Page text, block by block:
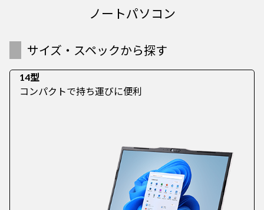
ノートパソコン
サイズ・スペックから探す
14型
コンパクトで持ち運びに便利